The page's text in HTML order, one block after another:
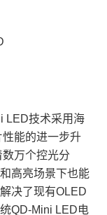
LED技术采用海
能的进一步升
万个控光分
高亮场景下也能
决了现有OLED
QD-Mini LED电